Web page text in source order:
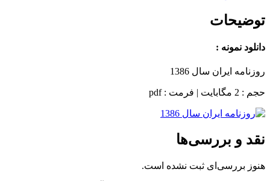
توضیحات
دانلود نمونه :
روزنامه ایران سال 1386
حجم : 2 مگابایت | فرمت : pdf
نقد و بررسی‌ها
هنوز بررسی‌ای ثبت نشده است.